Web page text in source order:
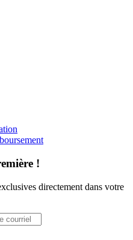
!
directement dans votre